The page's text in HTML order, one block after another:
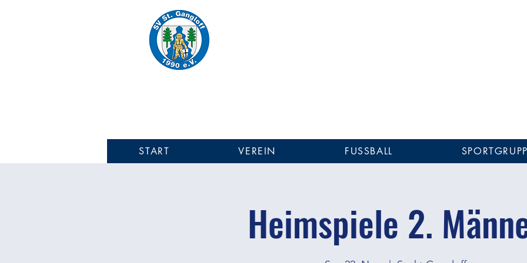
START VEREIN FUSSBALL
Heimspiele 2.